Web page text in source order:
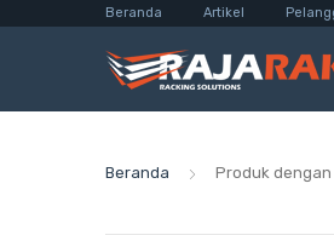
Beranda Artikel
Beranda Produk